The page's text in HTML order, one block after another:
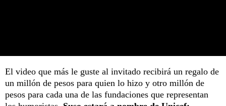
El video que más le guste al invitado recibirá un regalo de
un millón de pesos para quien lo hizo y otro millón de
pesos para cada una de las fundaciones que representan